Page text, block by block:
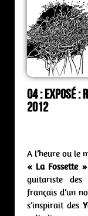
04 : Exposé :
2012
A l’heure ou le
« La Fossette »
guitariste des
français d’un
s’inspirait des